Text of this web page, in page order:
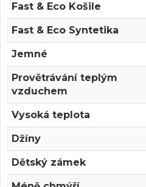
Fast & Eco Košile
Fast & Eco Syntetika
Jemné
Provětrávání teplým
vzduchem
Vysoká teplota
Džíny
Dětský zámek